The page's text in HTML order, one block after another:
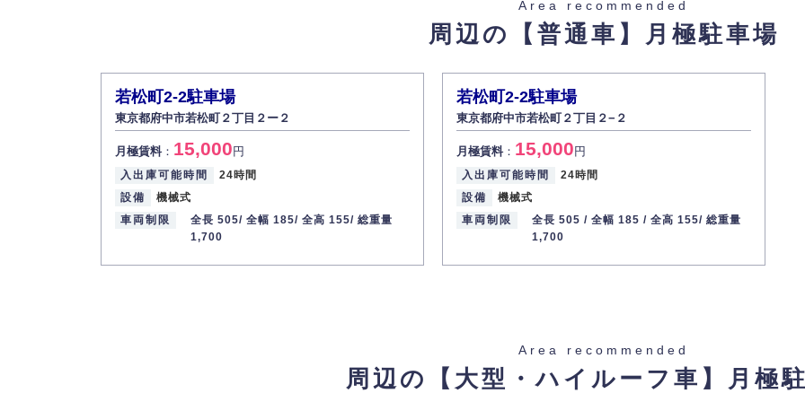
Area recommended
周辺の【普通車】 月極駐車場
若松町2-2駐車場
東京都府中市若松町２丁目２ー２
月極賃料： 15,000円
入出庫可能時間
24時間
設備
機械式
車両制限
全長 505/ 全幅 185/ 全高 155/ 総重量
1,700
若松町2-2駐車場
東京都府中市若松町２丁目２−２
月極賃料： 15,000円
入出庫可能時間
24時間
設備
機械式
車両制限
全長 505 / 全幅 185 / 全高 155/ 総重量
1,700
Area recommended
周辺の【大型・ハイルーフ車】 月極